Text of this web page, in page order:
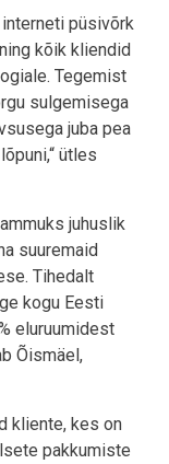
püsivõrk
kõik kliendid
Tegemist
sulgemisega
juba pea
ütles
juhuslik
suuremaid
Tihedalt
kogu Eesti
eluruumidest
Õismäel,
kliente, kes on
pakkumiste